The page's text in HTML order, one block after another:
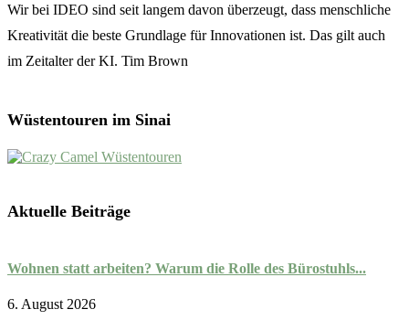
Wir bei IDEO sind seit langem davon überzeugt, dass menschliche
Kreativität die beste Grundlage für Innovationen ist. Das gilt auch
im Zeitalter der KI. Tim Brown
Wüstentouren im Sinai
Aktuelle Beiträge
Wohnen statt arbeiten? Warum die Rolle des Bürostuhls...
6. August 2026